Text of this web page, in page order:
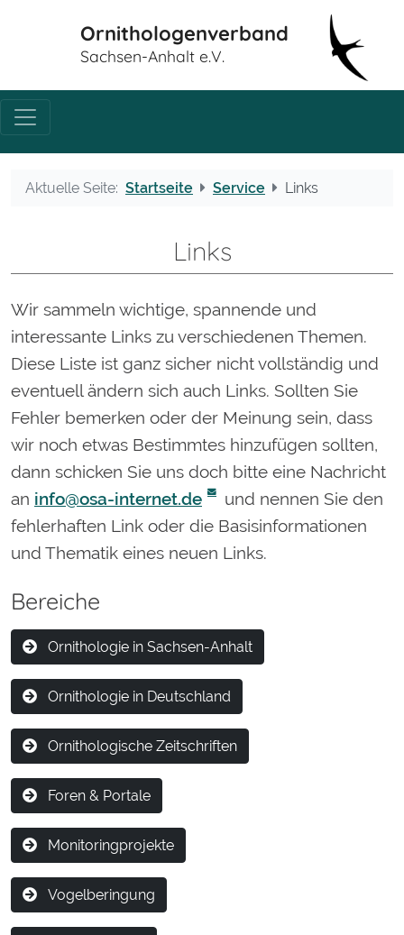
Ornithologenverband
Sachsen-Anhalt e.V.
Aktuelle Seite: Startseite Service Links
Links
Wir sammeln wichtige, spannende und
interessante Links zu verschiedenen Themen.
Diese Liste ist ganz sicher nicht vollständig und
eventuell ändern sich auch Links. Sollten Sie
Fehler bemerken oder der Meinung sein, dass
wir noch etwas Bestimmtes hinzufügen sollten,
dann schicken Sie uns doch bitte eine Nachricht
an info@osa-internet.de
und nennen Sie den
fehlerhaften Link oder die Basisinformationen
und Thematik eines neuen Links.
Bereiche
Ornithologie in Sachsen-Anhalt
Ornithologie in Deutschland
Ornithologische Zeitschriften
Foren & Portale
Monitoringprojekte
Vogelberingung